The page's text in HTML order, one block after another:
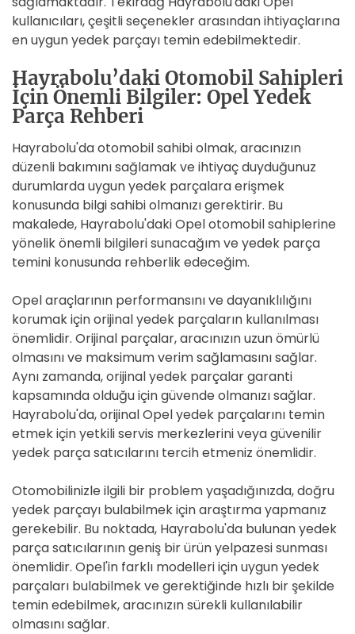
kullanıcıları, çeşitli seçenekler arasından ihtiyaçlarına
en uygun yedek parçayı temin edebilmektedir.
Hayrabolu’daki Otomobil Sahipleri
İçin Önemli Bilgiler: Opel Yedek
Parça Rehberi
Hayrabolu'da otomobil sahibi olmak, aracınızın
düzenli bakımını sağlamak ve ihtiyaç duyduğunuz
durumlarda uygun yedek parçalara erişmek
konusunda bilgi sahibi olmanızı gerektirir. Bu
makalede, Hayrabolu'daki Opel otomobil sahiplerine
yönelik önemli bilgileri sunacağım ve yedek parça
temini konusunda rehberlik edeceğim.
Opel araçlarının performansını ve dayanıklılığını
korumak için orijinal yedek parçaların kullanılması
önemlidir. Orijinal parçalar, aracınızın uzun ömürlü
olmasını ve maksimum verim sağlamasını sağlar.
Aynı zamanda, orijinal yedek parçalar garanti
kapsamında olduğu için güvende olmanızı sağlar.
Hayrabolu'da, orijinal Opel yedek parçalarını temin
etmek için yetkili servis merkezlerini veya güvenilir
yedek parça satıcılarını tercih etmeniz önemlidir.
Otomobilinizle ilgili bir problem yaşadığınızda, doğru
yedek parçayı bulabilmek için araştırma yapmanız
gerekebilir. Bu noktada, Hayrabolu'da bulunan yedek
parça satıcılarının geniş bir ürün yelpazesi sunması
önemlidir. Opel'in farklı modelleri için uygun yedek
parçaları bulabilmek ve gerektiğinde hızlı bir şekilde
temin edebilmek, aracınızın sürekli kullanılabilir
olmasını sağlar.